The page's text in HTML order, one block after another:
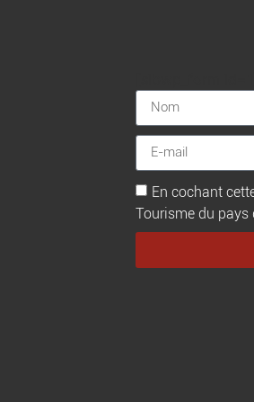
En cochant
Tourisme du pays